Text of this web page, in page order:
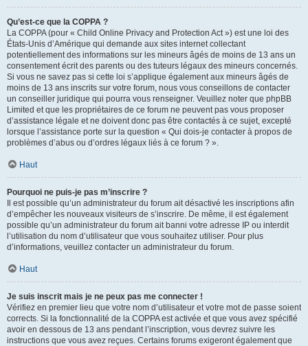
Qu’est-ce que la COPPA ?
La COPPA (pour « Child Online Privacy and Protection Act ») est une loi des
États-Unis d’Amérique qui demande aux sites internet collectant
potentiellement des informations sur les mineurs âgés de moins de 13 ans un
consentement écrit des parents ou des tuteurs légaux des mineurs concernés.
Si vous ne savez pas si cette loi s’applique également aux mineurs âgés de
moins de 13 ans inscrits sur votre forum, nous vous conseillons de contacter
un conseiller juridique qui pourra vous renseigner. Veuillez noter que phpBB
Limited et que les propriétaires de ce forum ne peuvent pas vous proposer
d’assistance légale et ne doivent donc pas être contactés à ce sujet, excepté
lorsque l’assistance porte sur la question « Qui dois-je contacter à propos de
problèmes d’abus ou d’ordres légaux liés à ce forum ? ».
Haut
Pourquoi ne puis-je pas m’inscrire ?
Il est possible qu’un administrateur du forum ait désactivé les inscriptions afin
d’empêcher les nouveaux visiteurs de s’inscrire. De même, il est également
possible qu’un administrateur du forum ait banni votre adresse IP ou interdit
l’utilisation du nom d’utilisateur que vous souhaitez utiliser. Pour plus
d’informations, veuillez contacter un administrateur du forum.
Haut
Je suis inscrit mais je ne peux pas me connecter !
Vérifiez en premier lieu que votre nom d’utilisateur et votre mot de passe soient
corrects. Si la fonctionnalité de la COPPA est activée et que vous avez spécifié
avoir en dessous de 13 ans pendant l’inscription, vous devrez suivre les
instructions que vous avez reçues. Certains forums exigeront également que